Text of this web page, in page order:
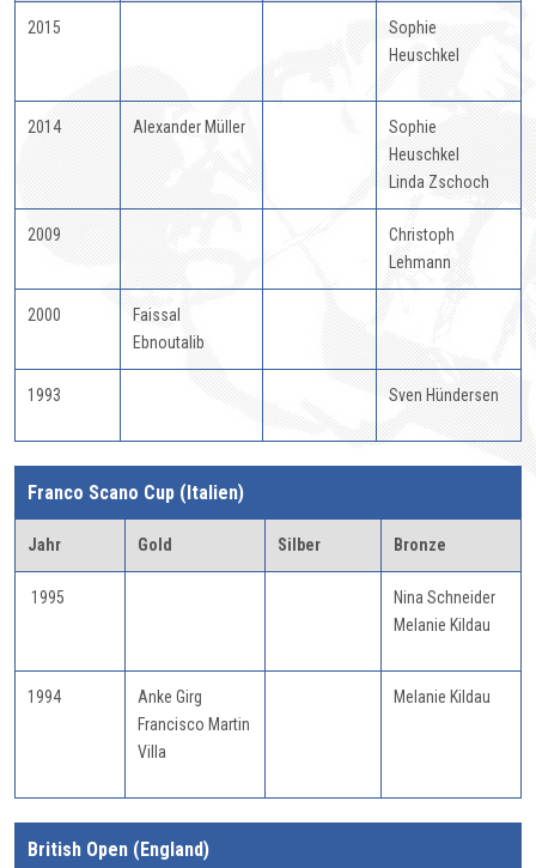
2015
Sophie
Heuschkel
2014 Alexander Müller
Sophie
Heuschkel
Linda Zschoch
2009
Christoph
Lehmann
2000
Faissal
Ebnoutalib
1993 Sven Hündersen
Franco Scano Cup (Italien)
Jahr Gold Silber Bronze
1995
Nina Schneider
Melanie Kildau
1994
Anke Girg
Francisco Martin
Villa
Melanie Kildau
British Open (England)